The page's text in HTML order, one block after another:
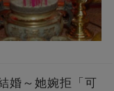
婚～她婉拒「可